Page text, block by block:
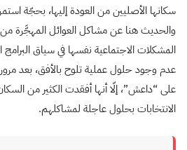
سكانها الأصليين من العودة إليها، بحجّة
والحديث هنا عن مشاكل العوائل المهجَّرة
المشكلات الاجتماعية نفسها في سياق البرامج
على “داعش”، إلّا أنها أفقدت الكثير من السكان
الانتخابات بحلول عاجلة لمشاكلهم.